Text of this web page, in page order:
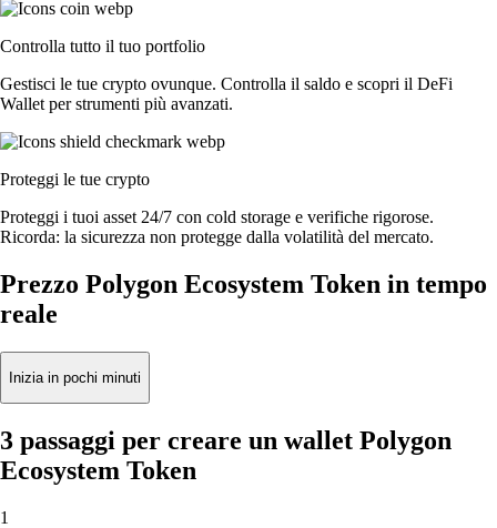
Controlla tutto il tuo portfolio
Gestisci le tue crypto ovunque. Controlla il saldo e scopri il DeFi
Wallet per strumenti più avanzati.
Proteggi le tue crypto
Proteggi i tuoi asset 24/7 con cold storage e verifiche rigorose.
Ricorda: la sicurezza non protegge dalla volatilità del mercato.
Prezzo Polygon Ecosystem Token in tempo
reale
Inizia in pochi minuti
3 passaggi per creare un wallet Polygon
Ecosystem Token
1